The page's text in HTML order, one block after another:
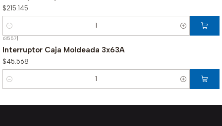
$215.145
Cantidad
61557
Interruptor Caja Moldeada 3x63A
$45.568
Cantidad